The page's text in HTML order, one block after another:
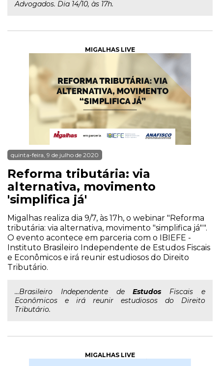
Advogados. Dia 14/10, às 17h.
MIGALHAS LIVE
quinta-feira, 9 de julho de 2020
Reforma tributária: via
alternativa, movimento
'simplifica já'
Migalhas realiza dia 9/7, às 17h, o webinar "Reforma
tributária: via alternativa, movimento "simplifica já"".
O evento acontece em parceria com o IBIEFE -
Instituto Brasileiro Independente de Estudos Fiscais
e Econômicos e irá reunir estudiosos do Direito
Tributário.
...Brasileiro Independente deEstudos Fiscais e
Econômicos e irá reunir estudiosos do Direito
Tributário.
MIGALHAS LIVE